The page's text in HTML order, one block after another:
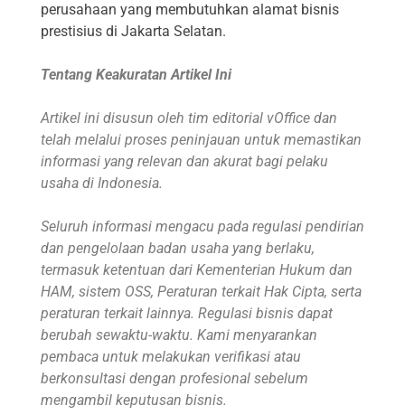
perusahaan yang membutuhkan alamat bisnis
prestisius di Jakarta Selatan.
Tentang Keakuratan Artikel Ini
Artikel ini disusun oleh tim editorial vOffice dan
telah melalui proses peninjauan untuk memastikan
informasi yang relevan dan akurat bagi pelaku
usaha di Indonesia.
Seluruh informasi mengacu pada regulasi pendirian
dan pengelolaan badan usaha yang berlaku,
termasuk ketentuan dari Kementerian Hukum dan
HAM, sistem OSS, Peraturan terkait Hak Cipta, serta
peraturan terkait lainnya. Regulasi bisnis dapat
berubah sewaktu-waktu. Kami menyarankan
pembaca untuk melakukan verifikasi atau
berkonsultasi dengan profesional sebelum
mengambil keputusan bisnis.